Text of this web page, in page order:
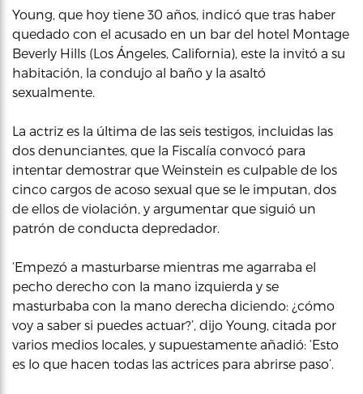
Young, que hoy tiene 30 años, indicó que tras haber
quedado con el acusado en un bar del hotel Montage
Beverly Hills (Los Ángeles, California), este la invitó a su
habitación, la condujo al baño y la asaltó
sexualmente.
La actriz es la última de las seis testigos, incluidas las
dos denunciantes, que la Fiscalía convocó para
intentar demostrar que Weinstein es culpable de los
cinco cargos de acoso sexual que se le imputan, dos
de ellos de violación, y argumentar que siguió un
patrón de conducta depredador.
‘Empezó a masturbarse mientras me agarraba el
pecho derecho con la mano izquierda y se
masturbaba con la mano derecha diciendo: ¿cómo
voy a saber si puedes actuar?’, dijo Young, citada por
varios medios locales, y supuestamente añadió: ‘Esto
es lo que hacen todas las actrices para abrirse paso’.